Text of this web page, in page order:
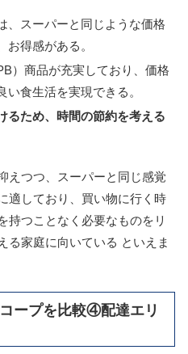
、スーパーと同じような価格
得感がある。
）商品が充実しており、価格
い食生活を実現できる。
るため、時間の節約を考える
えつつ、スーパーと同じ感覚
適しており、買い物に行く時
持つことなく必要なものをリ
る家庭に向いている といえま
ープを比較④配達エリ